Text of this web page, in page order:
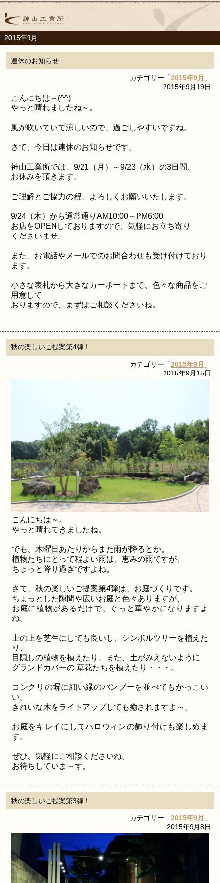
2015年9月
連休のお知らせ
カテゴリー「2015年9月 」
2015年9月19日
こんにちは～(^^)
やっと晴れましたね～。
風が吹いていて涼しいので、過ごしやすいですね。
さて、今日は連休のお知らせです。
神山工業所では、9/21（月）～9/23（水）の3日間、
お休みを頂きます。
ご理解とご協力の程、よろしくお願いいたします。
9/24（木）から通常通りAM10:00～PM6:00
お店をOPENしておりますので、気軽にお立ち寄り
くださいませ。
また、お電話やメールでのお問合わせも受け付けており
ます。
小さな表札から大きなカーポートまで、色々な商品をご
用意して
おりますので、まずはご相談くださいね。
秋の楽しいご提案第4弾！
カテゴリー「2015年9月 」
2015年9月15日
こんにちは～。
やっと晴れてきましたね。
でも、木曜日あたりからまた雨が降るとか。
植物たちにとって程よい雨は、恵みの雨ですが、
ちょっと降り過ぎですよね。
さて、秋の楽しいご提案第4弾は、お庭づくりです。
ちょっとした隙間や広いお庭と色々ありますが、
お庭に植物があるだけで、ぐっと華やかになりますよ
ね。
土の上を芝生にしても良いし、シンボルツリーを植えた
り、
目隠しの植物を植えたり、また、土がみえないように
グランドカバーの 草花たちを植えたり・・・。
コンクリの塀に細い緑のバンブーを並べてもかっこい
い。
きれいな木をライトアップしても癒されますよ～。
お庭をキレイにしてハロウィンの飾り付けも楽しめま
す。
ぜひ、気軽にご相談くださいね。
お待ちしていま～す。
秋の楽しいご提案第3弾！
カテゴリー「2015年9月 」
2015年9月8日